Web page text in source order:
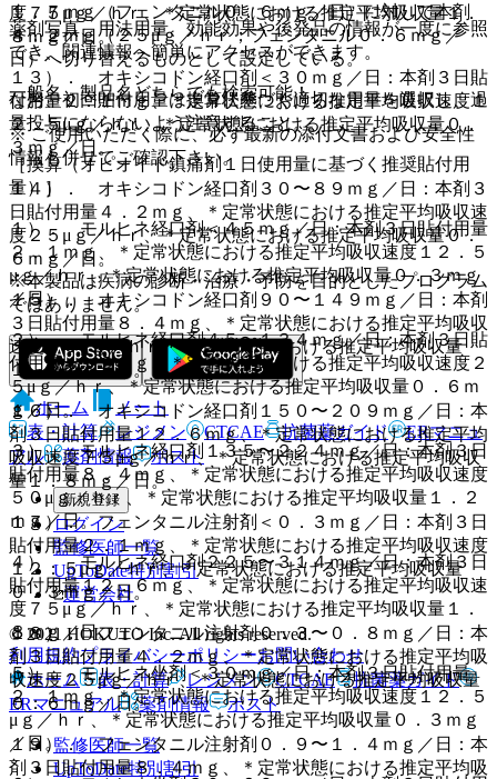
度７５μｇ／ｈｒ、＊定常状態における推定平均吸収量１．
８ｍｇ／日。
１３）． オキシコドン経口剤＜３０ｍｇ／日：本剤３日貼
付用量２．１ｍｇ、＊定常状態における推定平均吸収速度１
２．５μｇ／ｈｒ、＊定常状態における推定平均吸収量０．
３ｍｇ／日。
１４）． オキシコドン経口剤３０〜８９ｍｇ／日：本剤３
日貼付用量４．２ｍｇ、＊定常状態における推定平均吸収速
度２５μｇ／ｈｒ、＊定常状態における推定平均吸収量０．
６ｍｇ／日。
１５）． オキシコドン経口剤９０〜１４９ｍｇ／日：本剤
３日貼付用量８．４ｍｇ、＊定常状態における推定平均吸収
速度５０μｇ／ｈｒ、＊定常状態における推定平均吸収量
１．２ｍｇ／日。
１６）． オキシコドン経口剤１５０〜２０９ｍｇ／日：本
剤３日貼付用量１２．６ｍｇ、＊定常状態における推定平均
吸収速度７５μｇ／ｈｒ、＊定常状態における推定平均吸収
量１．８ｍｇ／日。
１７）． フェンタニル注射剤＜０．３ｍｇ／日：本剤３日
貼付用量２．１ｍｇ、＊定常状態における推定平均吸収速度
１２．５μｇ／ｈｒ、＊定常状態における推定平均吸収量
０．３ｍｇ／日。
１８）． フェンタニル注射剤０．３〜０．８ｍｇ／日：本
剤３日貼付用量４．２ｍｇ、＊定常状態における推定平均吸
収速度２５μｇ／ｈｒ、＊定常状態における推定平均吸収量
０．６ｍｇ／日。
１９）． フェンタニル注射剤０．９〜１．４ｍｇ／日：本
剤３日貼付用量８．４ｍｇ、＊定常状態における推定平均吸
１．７ｍｇ（フェンタニル０．６ｍｇ／日）に対して本剤
４．２ｍｇ（２５μｇ／ｈｒ；フェンタニル０．６ｍｇ／
日）へ切り替えるものとして設定している。
なお、初回貼付用量は換算に基づく適切な用量を選択し、過
量投与にならないよう注意すること。
［換算（オピオイド鎮痛剤１日使用量に基づく推奨貼付用
量）］
１）． モルヒネ経口剤＜４５ｍｇ／日：本剤３日貼付用量
２．１ｍｇ、＊定常状態における推定平均吸収速度１２．５
μｇ／ｈｒ、＊定常状態における推定平均吸収量０．３ｍｇ
／日。
２）． モルヒネ経口剤４５〜１３４ｍｇ／日：本剤３日貼
付用量４．２ｍｇ、＊定常状態における推定平均吸収速度２
５μｇ／ｈｒ、＊定常状態における推定平均吸収量０．６ｍ
ｇ／日。
３）． モルヒネ経口剤１３５〜２２４ｍｇ／日：本剤３日
貼付用量８．４ｍｇ、＊定常状態における推定平均吸収速度
５０μｇ／ｈｒ、＊定常状態における推定平均吸収量１．２
ｍｇ／日。
４）． モルヒネ経口剤２２５〜３１４ｍｇ／日：本剤３日
貼付用量１２．６ｍｇ、＊定常状態における推定平均吸収速
度７５μｇ／ｈｒ、＊定常状態における推定平均吸収量１．
８ｍｇ／日。
５）． モルヒネ坐剤＜３０ｍｇ／日：本剤３日貼付用量
２．１ｍｇ、＊定常状態における推定平均吸収速度１２．５
μｇ／ｈｒ、＊定常状態における推定平均吸収量０．３ｍｇ
／日。
薬剤写真、用法用量、効能効果や後発品の情報が一度に参照
でき、関連情報へ簡単にアクセスができます。
一般名、製品名どちらでも検索可能！
※ ご使用いただく際に、必ず最新の添付文書および安全性
情報も併せてご確認下さい。
※本製品は疾病の診断・治療・予防を目的としたプログラム
ではありません。
ホーム
ノート
表・計算
レジメン CTCAE 抗菌薬ガイド
ERマニュ
アル
薬剤情報 ポスト
新規登録
ログイン
監修医師一覧
UpToDate特別割引
運営会社
© 2021 HOKUTO Inc. All rights reserved.
利用規約プライバシーポリシーお問い合わせ
ホーム
表・計算 レジメン CTCAE
抗菌薬ガイド
ERマニュアル
薬剤情報 ポスト
監修医師一覧
UpToDate特別割引